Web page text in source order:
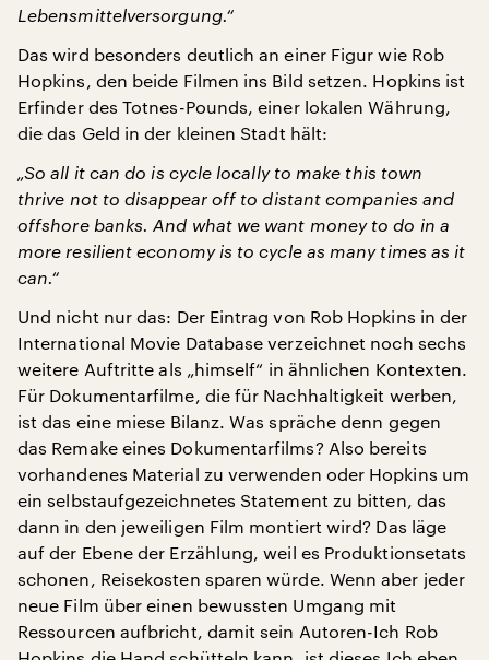
Lebensmittelversorgung.“
Das wird besonders deutlich an einer Figur wie Rob
Hopkins, den beide Filmen ins Bild setzen. Hopkins ist
Erfinder des Totnes-Pounds, einer lokalen Währung,
die das Geld in der kleinen Stadt hält:
„So all it can do is cycle locally to make this town
thrive not to disappear off to distant companies and
offshore banks. And what we want money to do in a
more resilient economy is to cycle as many times as it
can.“
Und nicht nur das: Der Eintrag von Rob Hopkins in der
International Movie Database verzeichnet noch sechs
weitere Auftritte als „himself“ in ähnlichen Kontexten.
Für Dokumentarfilme, die für Nachhaltigkeit werben,
ist das eine miese Bilanz. Was spräche denn gegen
das Remake eines Dokumentarfilms? Also bereits
vorhandenes Material zu verwenden oder Hopkins um
ein selbstaufgezeichnetes Statement zu bitten, das
dann in den jeweiligen Film montiert wird? Das läge
auf der Ebene der Erzählung, weil es Produktionsetats
schonen, Reisekosten sparen würde. Wenn aber jeder
neue Film über einen bewussten Umgang mit
Ressourcen aufbricht, damit sein Autoren-Ich Rob